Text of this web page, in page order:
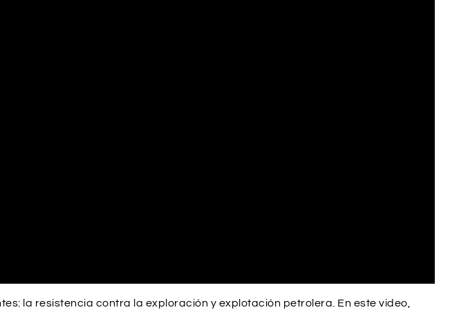
la resistencia contra la exploración y explotación petrolera. En este video,